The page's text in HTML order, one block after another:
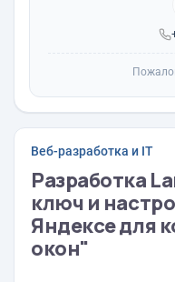
Веб-разработка и IT
Разработка
ключ и
Яндексе для
окон"